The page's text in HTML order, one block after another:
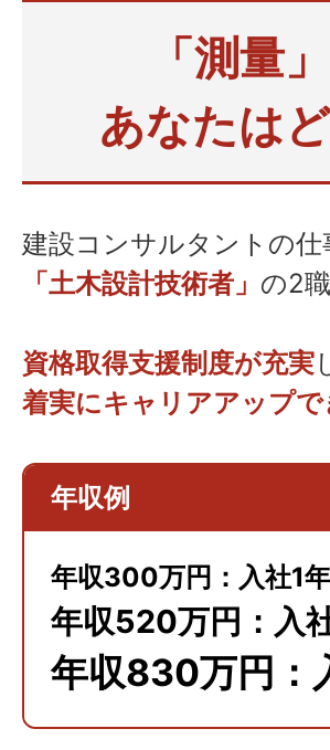
「測量
あなたは
建設コンサルタントの仕
「土木設計技術者」 の2
資格取得支援制度が充実
着実にキャリアアップ
年収例
年収300万円：入社1
年収520万円：入
年収830万円：